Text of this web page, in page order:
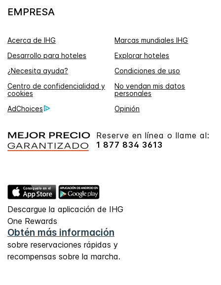
EMPRESA
Acerca de IHG
Marcas mundiales IHG
Desarrollo para hoteles
Explorar hoteles
¿Necesita ayuda?
Condiciones de uso
Centro de confidencialidad y
cookies
No vendan mis datos
personales
AdChoices
Opinión
Reserve en línea o llame al:
1 877 834 3613
Descargue la aplicación de IHG
One Rewards
Obtén más información
sobre reservaciones rápidas y
recompensas sobre la marcha.